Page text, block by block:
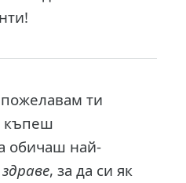
ти
къпеш
обичаш най-
здраве, за да си як